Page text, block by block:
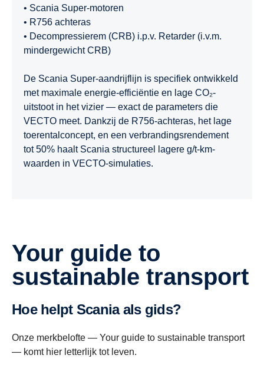
• Scania Super-motoren
• R756 achteras
• Decompressierem (CRB) i.p.v. Retarder (i.v.m.
mindergewicht CRB)
De Scania Super-aandrijflijn is specifiek ontwikkeld
met maximale energie-efficiëntie en lage CO₂-
uitstoot in het vizier — exact de parameters die
VECTO meet. Dankzij de R756-achteras, het lage
toerentalconcept, en een verbrandingsrendement
tot 50% haalt Scania structureel lagere g/t-km-
waarden in VECTO-simulaties.
Your guide to
sustainable transport
Hoe helpt Scania als gids?
Onze merkbelofte — Your guide to sustainable transport
— komt hier letterlijk tot leven.